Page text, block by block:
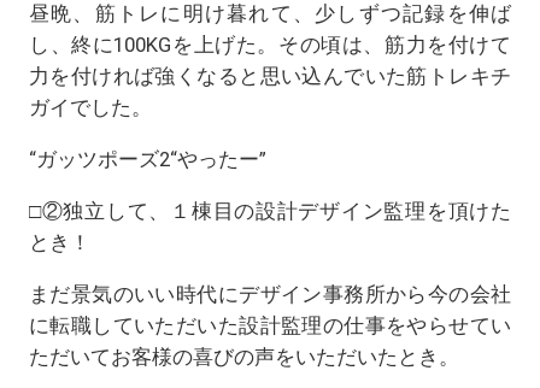
昼晩、筋トレに明け暮れて、少しずつ記録を伸ば
し、終に100KGを上げた。その頃は、筋力を付けて
力を付ければ強くなると思い込んでいた筋トレキチ
ガイでした。
“ガッツポーズ2“やったー”
□②独立して、１棟目の設計デザイン監理を頂けた
とき！
まだ景気のいい時代にデザイン事務所から今の会社
に転職していただいた設計監理の仕事をやらせてい
ただいてお客様の喜びの声をいただいたとき。